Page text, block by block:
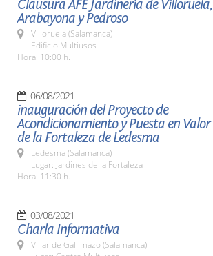
Clausura AFE Jardinería de Villoruela,
Arabayona y Pedroso
Villoruela (Salamanca)
Edificio Multiusos
Hora: 10:00 h.
06/08/2021
inauguración del Proyecto de
Acondicionamiento y Puesta en Valor
de la Fortaleza de Ledesma
Ledesma (Salamanca)
Lugar: Jardines de la Fortaleza
Hora: 11:30 h.
03/08/2021
Charla Informativa
Villar de Gallimazo (Salamanca)